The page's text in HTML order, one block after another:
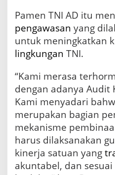
N
Pamen TNI AD itu
pengawasan yang
untuk meningkatkan
lingkungan TNI.
“Kami merasa
dengan adanya Audit
Kami menyadari
merupakan bagian
mekanisme
harus dilaksanakan
kinerja satuan yang
akuntabel, dan